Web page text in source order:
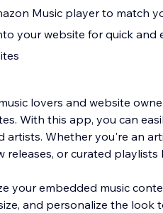
Music player to match
your website for quick and
lovers and website
With this app, you can
artists. Whether you're an
or curated playlists
your embedded music
and personalize the look